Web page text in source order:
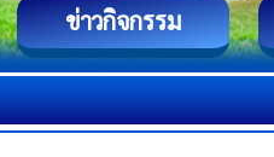
ข่าวกิจกรรม